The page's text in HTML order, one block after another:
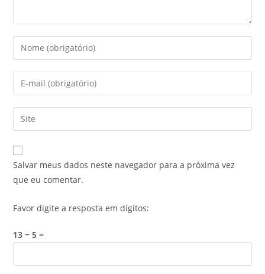
Salvar meus dados neste navegador para a próxima vez
que eu comentar.
Favor digite a resposta em dígitos:
13 − 5 =